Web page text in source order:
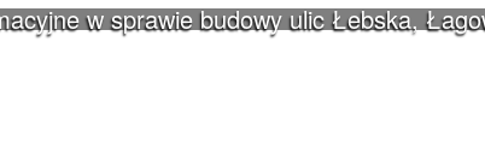
w sprawie budowy ulic Łebska,